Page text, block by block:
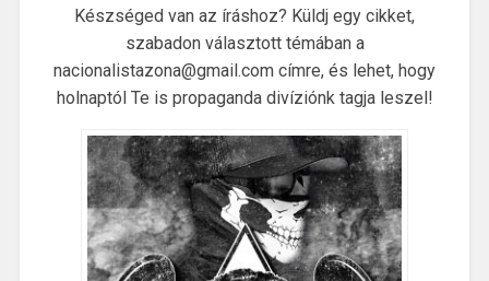
Készséged van az íráshoz? Küldj egy cikket,
szabadon választott témában a
nacionalistazona@gmail.com címre, és lehet, hogy
holnaptól Te is propaganda divíziónk tagja leszel!